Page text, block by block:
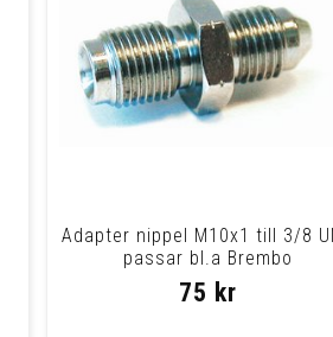
Adapter nippel M10x1 till 3/8
passar bl.a Brembo
75 kr